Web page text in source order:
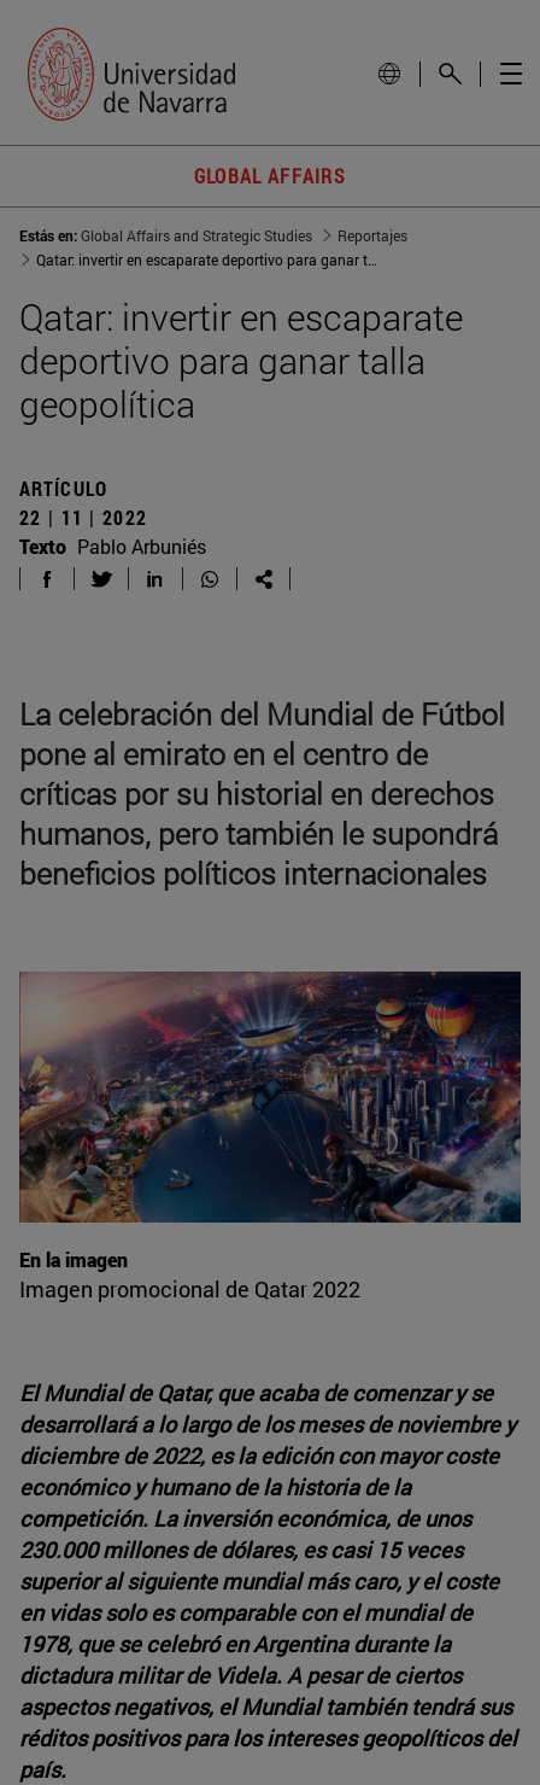
GLOBAL AFFAIRS
Estás en:Global Affairs and Strategic Studies
Reportajes
Qatar: invertir en escaparate deportivo para ganar talla geopolítica
Qatar: invertir en escaparate
deportivo para ganar talla
geopolítica
ARTÍCULO
22 | 11 | 2022
Texto Pablo Arbuniés
La celebración del Mundial de Fútbol
pone al emirato en el centro de
críticas por su historial en derechos
humanos, pero también le supondrá
beneficios políticos internacionales
En la imagen
Imagen promocional de Qatar 2022
El Mundial de Qatar, que acaba de comenzar y se
desarrollará a lo largo de los meses de noviembre y
diciembre de 2022, es la edición con mayor coste
económico y humano de la historia de la
competición. La inversión económica, de unos
230.000 millones de dólares, es casi 15 veces
superior al siguiente mundial más caro, y el coste
en vidas solo es comparable con el mundial de
1978, que se celebró en Argentina durante la
dictadura militar de Videla. A pesar de ciertos
aspectos negativos, el Mundial también tendrá sus
réditos positivos para los intereses geopolíticos del
país.